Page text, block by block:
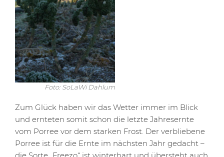
Foto: SoLaWi Dahlum
Zum Glück haben wir das Wetter immer im Blick
und ernteten somit schon die letzte Jahresernte
vom Porree vor dem starken Frost. Der verbliebene
Porree ist für die Ernte im nächsten Jahr gedacht –